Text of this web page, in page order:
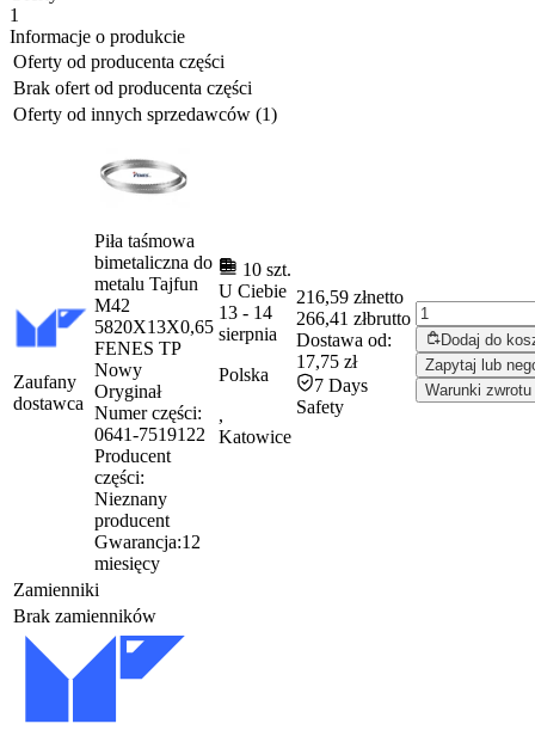
1
Informacje o produkcie
Oferty od producenta części
Brak ofert od producenta części
Oferty od innych sprzedawców (1)
Zaufany
dostawca
Piła taśmowa
bimetaliczna do
metalu Tajfun
M42
5820X13X0,65
FENES TP
Nowy
Oryginał
Numer części:
0641-7519122
Producent
części:
Nieznany
producent
Gwarancja:12
miesięcy
10 szt.
U Ciebie
13 - 14
sierpnia
Polska
,
Katowice
216,59 złnetto
266,41 złbrutto
Dostawa od:
17,75 zł
7 Days
Safety
Dodaj do
Zapytaj lub
Warunki zwrotu
Zamienniki
Brak zamienników